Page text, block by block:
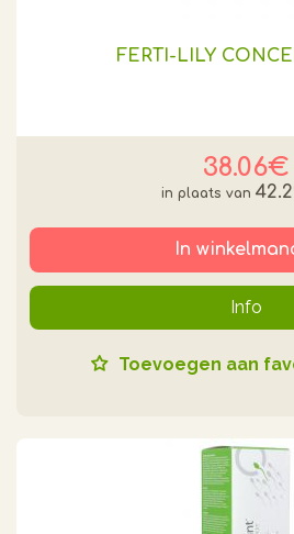
FERTI-LILY
38.06€
In
Info
Toevoegen aan